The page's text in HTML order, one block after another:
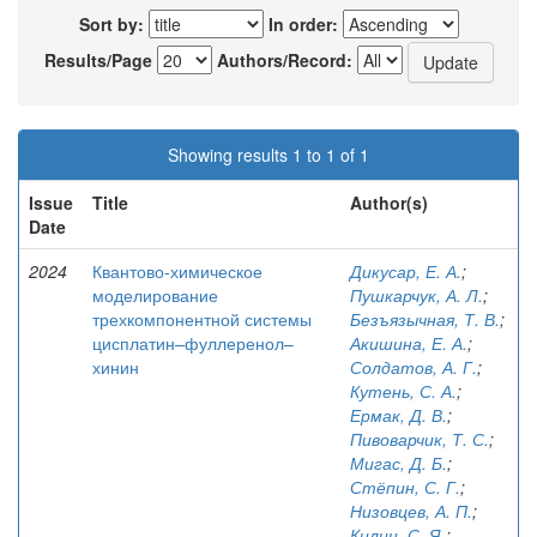
Sort by:
In order:
Results/Page
Authors/Record:
Showing results 1 to 1 of 1
Issue
Date
Title Author(s)
2024
Квантово-химическое
моделирование
трехкомпонентной системы
цисплатин–фуллеренол–
хинин
Дикусар, Е. А.;
Пушкарчук, А. Л.;
Безъязычная, Т. В.;
Акишина, Е. А.;
Солдатов, А. Г.;
Кутень, С. А.;
Ермак, Д. В.;
Пивоварчик, Т. С.;
Мигас, Д. Б.;
Стёпин, С. Г.;
Низовцев, А. П.;